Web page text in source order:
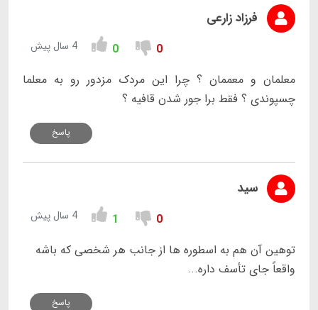
فرزاد زارعی
0
0 4 سال پیش
معلمان و معممان ؟ چرا این مردک مزدور رو به معلما
چسپوندی ؟ فقط برا جور شدن قافیه ؟
پاسخ
سید
0
1 4 سال پیش
توهین آن هم به اسطوره ها از جانب هر شخصی که باشه
واقعاً جای تأسف داره...
پاسخ